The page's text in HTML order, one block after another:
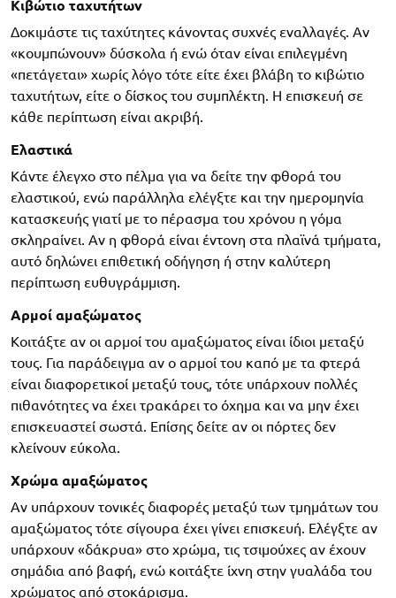
Κιβώτιο ταχυτήτων
Δοκιμάστε τις ταχύτητες κάνοντας συχνές εναλλαγές. Αν
«κουμπώνουν» δύσκολα ή ενώ όταν είναι επιλεγμένη
«πετάγεται» χωρίς λόγο τότε είτε έχει βλάβη το κιβώτιο
ταχυτήτων, είτε ο δίσκος του συμπλέκτη. Η επισκευή σε
κάθε περίπτωση είναι ακριβή.
Ελαστικά
Κάντε έλεγχο στο πέλμα για να δείτε την φθορά του
ελαστικού, ενώ παράλληλα ελέγξτε και την ημερομηνία
κατασκευής γιατί με το πέρασμα του χρόνου η γόμα
σκληραίνει. Αν η φθορά είναι έντονη στα πλαϊνά τμήματα,
αυτό δηλώνει επιθετική οδήγηση ή στην καλύτερη
περίπτωση ευθυγράμμιση.
Αρμοί αμαξώματος
Κοιτάξτε αν οι αρμοί του αμαξώματος είναι ίδιοι μεταξύ
τους. Για παράδειγμα αν ο αρμοί του καπό με τα φτερά
είναι διαφορετικοί μεταξύ τους, τότε υπάρχουν πολλές
πιθανότητες να έχει τρακάρει το όχημα και να μην έχει
επισκευαστεί σωστά. Επίσης δείτε αν οι πόρτες δεν
κλείνουν εύκολα.
Χρώμα αμαξώματος
Αν υπάρχουν τονικές διαφορές μεταξύ των τμημάτων του
αμαξώματος τότε σίγουρα έχει γίνει επισκευή. Ελέγξτε αν
υπάρχουν «δάκρυα» στο χρώμα, τις τσιμούχες αν έχουν
σημάδια από βαφή, ενώ κοιτάξτε ίχνη στην γυαλάδα του
χρώματος από στοκάρισμα.